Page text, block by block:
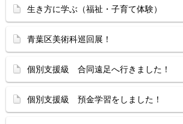
生き方に学ぶ（福祉・子育て体験）
青葉区美術科巡回展！
個別支援級 合同遠足へ行きました！
個別支援級 預金学習をしました！